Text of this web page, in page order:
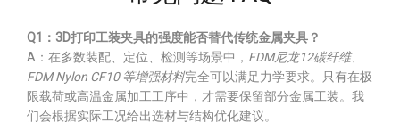
Q1：3D打印工装夹具的强度能否替代传统金属夹具？
A：在多数装配、定位、检测等场景中， FDM尼龙12碳纤维、
FDM Nylon CF10 等增强材料完全可以满足力学要求。只有在极
限载荷或高温金属加工工序中，才需要保留部分金属工装。我
们会根据实际工况给出选材与结构优化建议。